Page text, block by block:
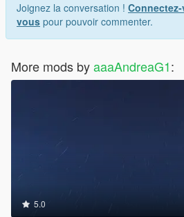
Joignez la conversation !
vous pour pouvoir commenter.
More mods byaaaAndreaG1:
5.0